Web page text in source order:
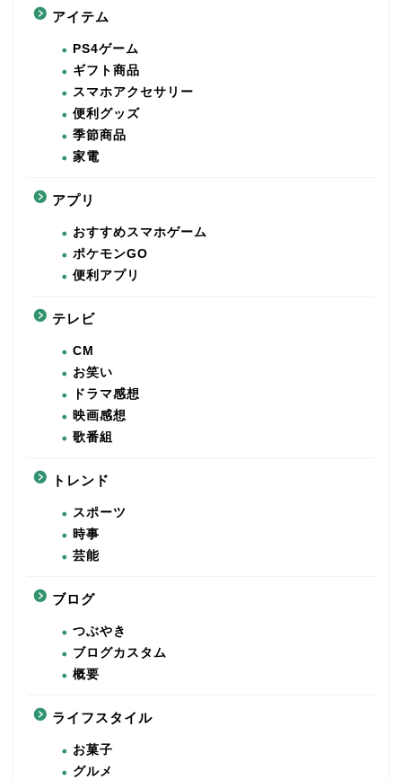
アイテム
PS4ゲーム
ギフト商品
スマホアクセサリー
便利グッズ
季節商品
家電
アプリ
おすすめスマホゲーム
ポケモンGO
便利アプリ
テレビ
CM
お笑い
ドラマ感想
映画感想
歌番組
トレンド
スポーツ
時事
芸能
ブログ
つぶやき
ブログカスタム
概要
ライフスタイル
お菓子
グルメ